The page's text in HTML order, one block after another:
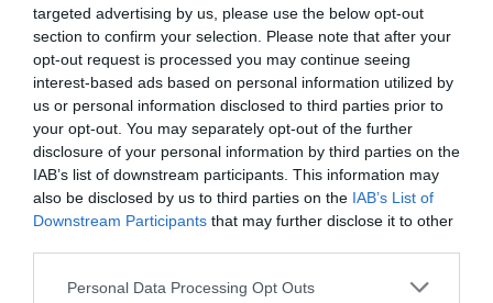
targeted advertising by us, please use the below opt-out
section to confirm your selection. Please note that after your
opt-out request is processed you may continue seeing
interest-based ads based on personal information utilized by
us or personal information disclosed to third parties prior to
your opt-out. You may separately opt-out of the further
disclosure of your personal information by third parties on the
IAB’s list of downstream participants. This information may
also be disclosed by us to third parties on the IAB’s List of
Downstream Participants that may further disclose it to other
Personal Data Processing Opt Outs
km
Continuer tout droit 1,5 km
Au rond-point, prendre la1resortie
216
km
Tourner légèrement à gauche
Continuer surN1
Entrée sur le territoire : Algérie
0,7 km
Continuer surN1
407
Au rond-point, prendre la
sortie et
0,6 km
Itinéraire Niamey à
1 237 km, estimation du
temps 17 heures 5
Itinéraire Niamey à
3 795 km, estimation du
temps 2 jours 7 heures
Itinéraire Niamey à Arlit
1 192 km, estimation du
temps 16 heures 11
Itinéraire Niamey à Arlit